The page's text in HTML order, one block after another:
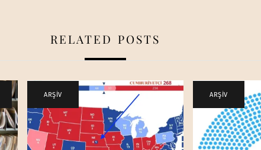
RELATED POSTS
, ARŞİV ARŞİV